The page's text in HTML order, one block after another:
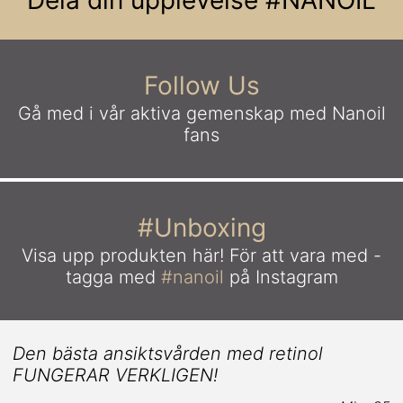
Follow Us
Gå med i vår aktiva gemenskap med Nanoil
fans
#Unboxing
Visa upp produkten här! För att vara med -
tagga med #nanoil på Instagram
Den bästa ansiktsvården med retinol
FUNGERAR VERKLIGEN!